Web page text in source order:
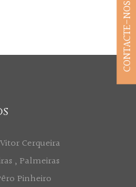
Cerqueira
, Palmeiras
Pinheiro
CONTACTE-NOS